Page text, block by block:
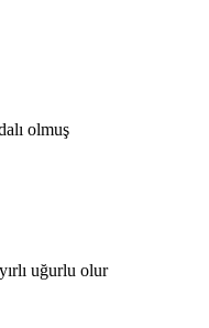
olmuş
uğurlu olur